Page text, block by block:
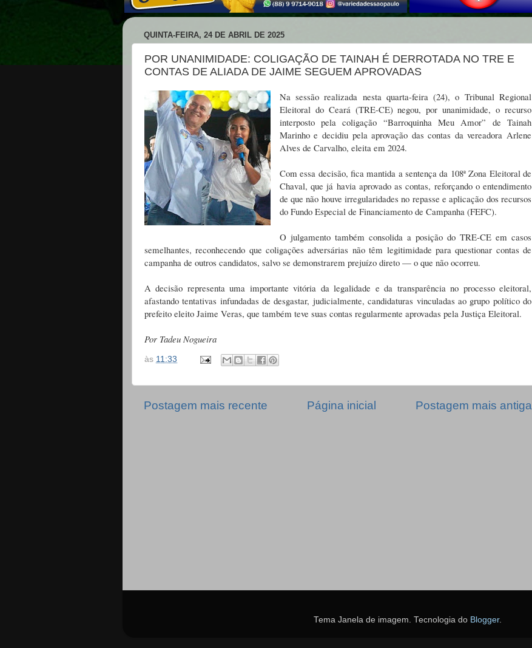
QUINTA-FEIRA, 24 DE ABRIL DE 2025
POR UNANIMIDADE: COLIGAÇÃO DE TAINAH É DERROTADA NO TRE E
CONTAS DE ALIADA DE JAIME SEGUEM APROVADAS
Na sessão realizada nesta quarta-feira (24), o Tribunal Regional
Eleitoral do Ceará (TRE-CE) negou, por unanimidade, o recurso
interposto pela coligação “Barroquinha Meu Amor” de Tainah
Marinho e decidiu pela aprovação das contas da vereadora Arlene
Alves de Carvalho, eleita em 2024.
Com essa decisão, fica mantida a sentença da 108ª Zona Eleitoral de
Chaval, que já havia aprovado as contas, reforçando o entendimento
de que não houve irregularidades no repasse e aplicação dos recursos
do Fundo Especial de Financiamento de Campanha (FEFC).
O julgamento também consolida a posição do TRE-CE em casos
semelhantes, reconhecendo que coligações adversárias não têm legitimidade para questionar contas de
campanha de outros candidatos, salvo se demonstrarem prejuízo direto — o que não ocorreu.
A decisão representa uma importante vitória da legalidade e da transparência no processo eleitoral,
afastando tentativas infundadas de desgastar, judicialmente, candidaturas vinculadas ao grupo político do
prefeito eleito Jaime Veras, que também teve suas contas regularmente aprovadas pela Justiça Eleitoral.
Por Tadeu Nogueira
às 11:33
Postagem mais recente Postagem mais antiga
Página inicial
Tema Janela de imagem. Tecnologia do Blogger.